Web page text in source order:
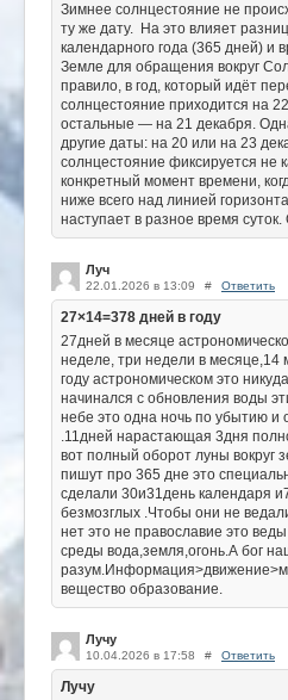
Зимнее солнцестояние не
ту же дату. На это влияет
календарного года (365 дней) и
Земле для обращения вокруг
правило, в год, который идёт
солнцестояние приходится на
остальные — на 21 декабря.
другие даты: на 20 или на 23
солнцестояние фиксируется не
конкретный момент времени,
ниже всего над линией
наступает в разное время суток.
Луч
22.01.2026 в 13:09 # Ответить
27×14=378 дней в году
27дней в месяце
неделе, три недели в месяце,14
году астрономическом это
начинался с обновления воды
небе это одна ночь по убытию
.11дней нарастающая 3дня
вот полный оборот луны вокруг
пишут про 365 дне это
сделали 30и31день календаря
безмозглых .Чтобы они не
нет это не православие это
среды вода,земля,огонь.А бог
вещество образование.
Лучу
10.04.2026 в 17:58 # Ответить
Лучу